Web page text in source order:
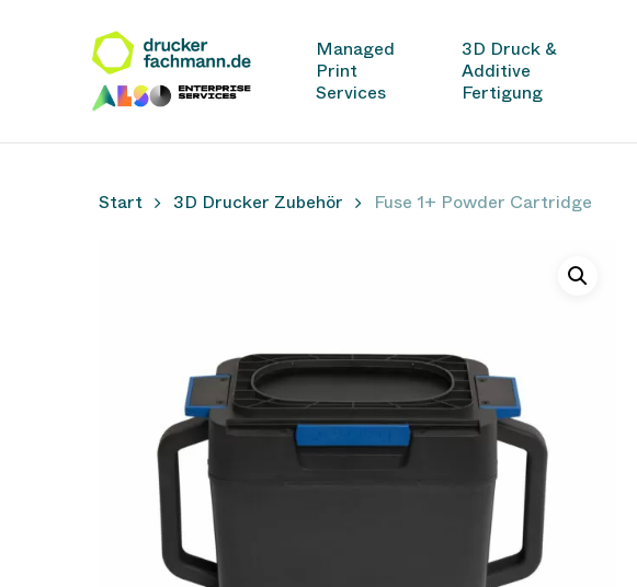
Managed
Print
Services
3D Druck &
Additive
Fertigung
Start 3D Drucker Zubehör Fuse 1+ Powder Cartridge